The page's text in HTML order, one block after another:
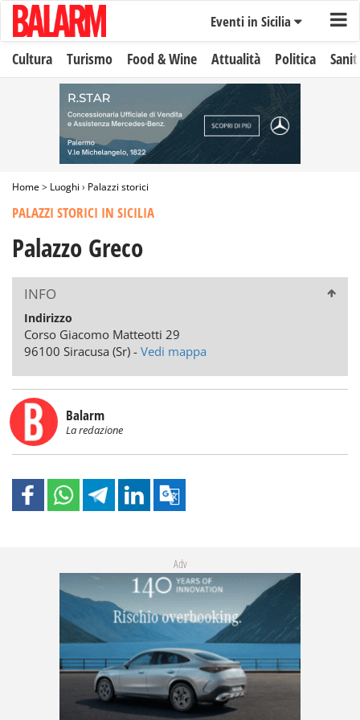
Eventi in Sicilia
Cultura Turismo Food & Wine Attualità Politica
Home> Luoghi › Palazzi storici
PALAZZI STORICI IN SICILIA
Palazzo Greco
INFO
Indirizzo
Corso Giacomo Matteotti 29
96100 Siracusa (Sr) - Vedi mappa
Balarm
La redazione
Adv